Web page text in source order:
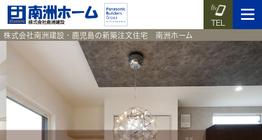
TEL
イベント予約 資料請求
HOME ホーム
株式会社南洲建設・鹿児島の新築注文住宅 南洲ホーム